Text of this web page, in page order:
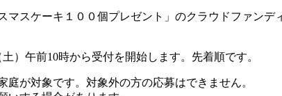
マスケーキ１００個プレゼント」のクラウドファン
（土）午前10時から受付を開始します。先着順
が対象です。対象外の方の応募はできません。